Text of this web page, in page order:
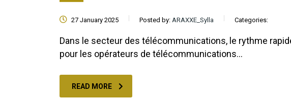
27 January 2025 Posted by: ARAXXE_Sylla Categories:
Dans le secteur des télécommunications, le rythme
pour les opérateurs de télécommunications…
READ MORE